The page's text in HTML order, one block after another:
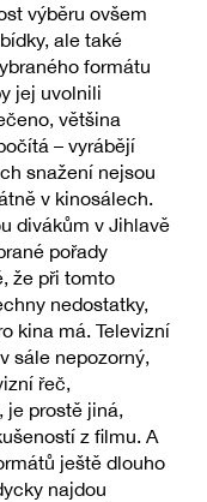
výběru ovšem
ale také
formátu
jej uvolnili
většina
– vyrábějí
snažení nejsou
v kinosálech.
divákům v Jihlavě
pořady
že při tomto
nedostatky,
kina má. Televizní
sále nepozorný,
řeč,
je prostě jiná,
z filmu. A
ještě dlouho
najdou